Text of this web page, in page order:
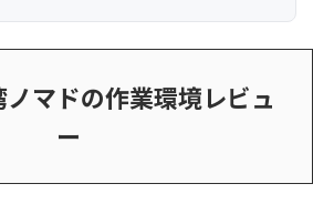
マドの作業環境レビュ
ー